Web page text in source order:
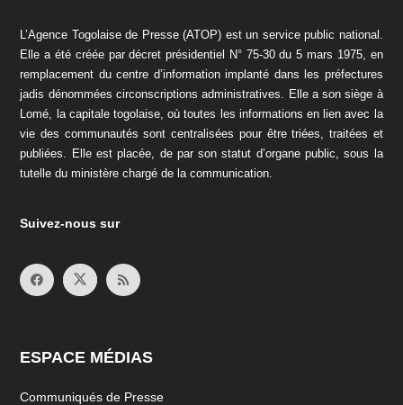
L’Agence Togolaise de Presse (ATOP) est un service public national.
Elle a été créée par décret présidentiel N° 75-30 du 5 mars 1975, en
remplacement du centre d’information implanté dans les préfectures
jadis dénommées circonscriptions administratives. Elle a son siège à
Lomé, la capitale togolaise, où toutes les informations en lien avec la
vie des communautés sont centralisées pour être triées, traitées et
publiées. Elle est placée, de par son statut d’organe public, sous la
tutelle du ministère chargé de la communication.
Suivez-nous sur
ESPACE MÉDIAS
Communiqués de Presse